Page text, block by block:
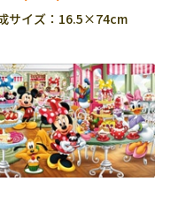
サイズ：16.5×74cm